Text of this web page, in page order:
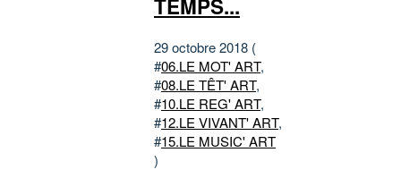
TEMPS...
29 octobre 2018 (
#06.LE MOT' ART,
#08.LE TÊT' ART,
#10.LE REG' ART,
#12.LE VIVANT' ART,
#15.LE MUSIC' ART
)